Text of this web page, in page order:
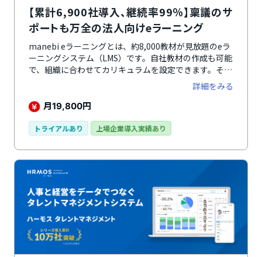
【累計6,900社導入、継続率99％】稟議のサ
ポートも万全の法人向けeラーニング
manebi eラーニングとは、約8,000教材が見放題のeラ
ーニングシステム（LMS）です。自社教材の作成も可能
で、組織に合わせてカリキュラムを設定できます。その
ほか、受講率向上のためのメール配信や学習レポートな
詳細をみる
月19,800円
トライアルあり 上場企業導入実績あり